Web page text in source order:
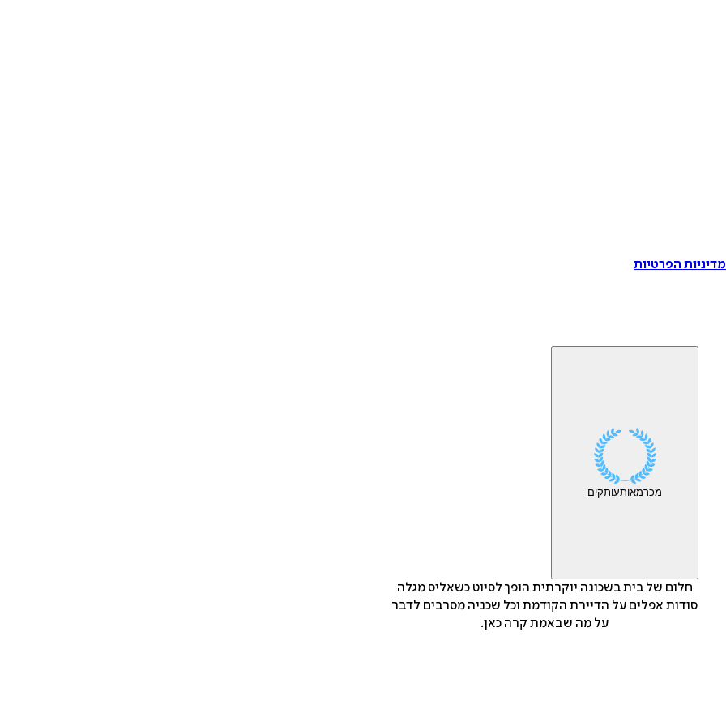
הפרטיות
מכרמאותעותקים
חלום של בית בשכונה יוקרתית הופך לסיוט כשאליס מגלה
סודות אפלים על הדיירת הקודמת וכל שכניה מסרבים לדבר
על מה שבאמת קרה כאן.